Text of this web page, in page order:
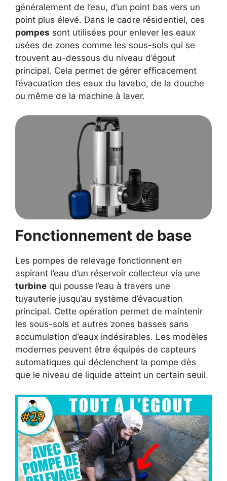
généralement de l’eau, d’un point bas vers un
point plus élevé. Dans le cadre résidentiel, ces
pompes sont utilisées pour enlever les eaux
usées de zones comme les sous-sols qui se
trouvent au-dessous du niveau d’égout
principal. Cela permet de gérer efficacement
l’évacuation des eaux du lavabo, de la douche
ou même de la machine à laver.
Fonctionnement de base
Les pompes de relevage fonctionnent en
aspirant l’eau d’un réservoir collecteur via une
turbine qui pousse l’eau à travers une
tuyauterie jusqu’au système d’évacuation
principal. Cette opération permet de maintenir
les sous-sols et autres zones basses sans
accumulation d’eaux indésirables. Les modèles
modernes peuvent être équipés de capteurs
automatiques qui déclenchent la pompe dès
que le niveau de liquide atteint un certain seuil.